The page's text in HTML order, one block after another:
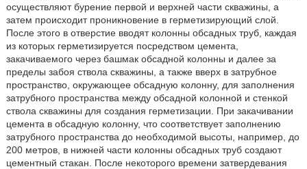
осуществляют бурение первой и верхней части скважины, а
затем происходит проникновение в герметизирующий слой.
После этого в отверстие вводят колонны обсадных труб, каждая
из которых герметизируется посредством цемента,
закачиваемого через башмак обсадной колонны и далее за
пределы забоя ствола скважины, а также вверх в затрубное
пространство, окружающее обсадную колонну, для заполнения
затрубного пространства между обсадной колонной и стенкой
ствола скважины для создания герметизации. При закачивании
цемента в обсадную колонну, что соответствует заполнению
затрубного пространства до необходимой высоты, например, до
200 метров, в нижней части колонны обсадных труб создают
цементный стакан. После некоторого времени затвердевания